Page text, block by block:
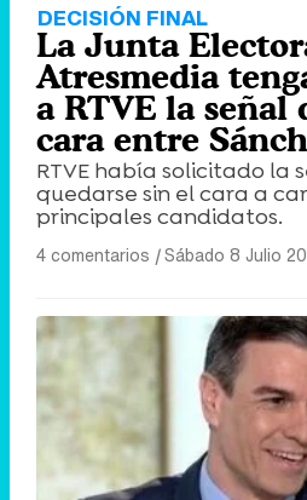
DECISIÓN FINAL
La Junta
Atresmedia
a RTVE la señal
cara entre
RTVE había solicitado la
quedarse sin el cara a
principales candidatos.
4 comentarios |Sábado 8 Julio